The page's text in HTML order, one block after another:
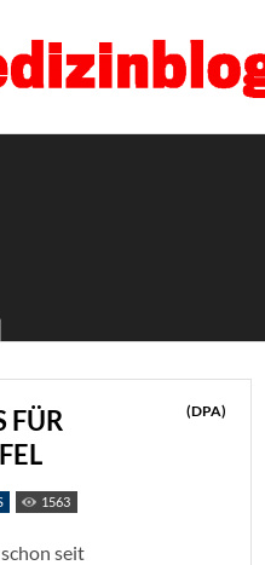
FÜR
(DPA)
1563
seit